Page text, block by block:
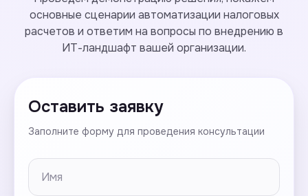
основные сценарии автоматизации налоговых
расчетов и ответим на вопросы по внедрению в
ИТ-ландшафт вашей организации.
Оставить заявку
Заполните форму для проведения консультации